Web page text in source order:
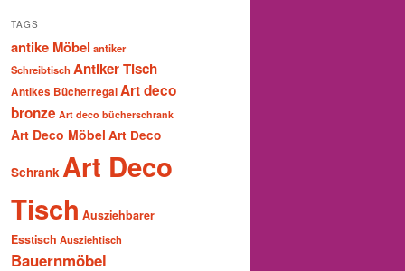
TAGS
antike Möbel antiker
Schreibtisch Antiker Tisch
Antikes BücherregalArt deco
bronze Art deco bücherschrank
Art Deco Möbel Art Deco
Schrank Art Deco
Tisch Ausziehbarer
Esstisch Ausziehtisch
Bauernmöbel